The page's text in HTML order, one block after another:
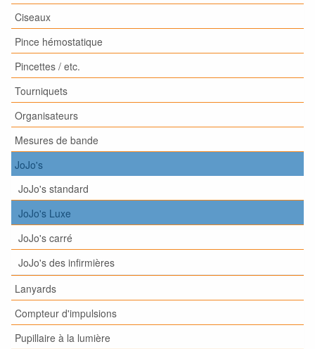
Ciseaux
Pince hémostatique
Pincettes / etc.
Tourniquets
Organisateurs
Mesures de bande
JoJo's
JoJo's standard
JoJo's Luxe
JoJo's carré
JoJo's des infirmières
Lanyards
Compteur d'impulsions
Pupillaire à la lumière